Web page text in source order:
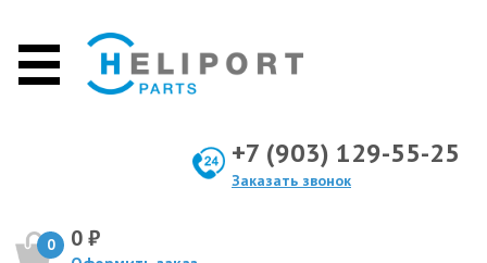
+7 (903) 129-55-25
Заказать звонок
0 0 ₽